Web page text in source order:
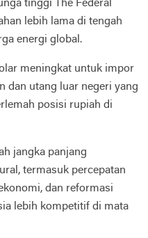
tinggi The Federal
lebih lama di tengah
energi global.
meningkat untuk impor
dan utang luar negeri yang
posisi rupiah di
jangka panjang
termasuk percepatan
dan reformasi
lebih kompetitif di mata